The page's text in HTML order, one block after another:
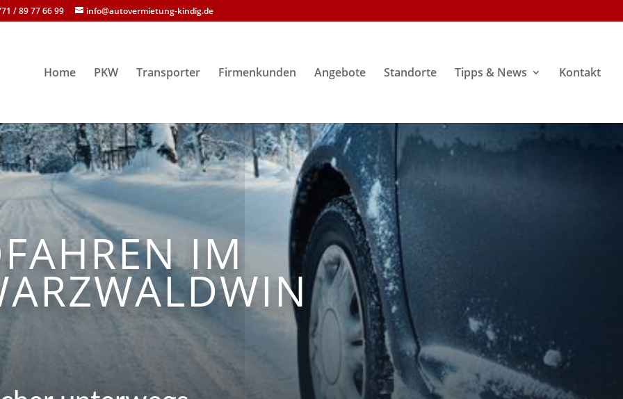
/ 89 77 66 99 info@autovermietung-kindig.de
Home PKW Transporter Firmenkunden Angebote Standorte Tipps & News Kontakt
IM